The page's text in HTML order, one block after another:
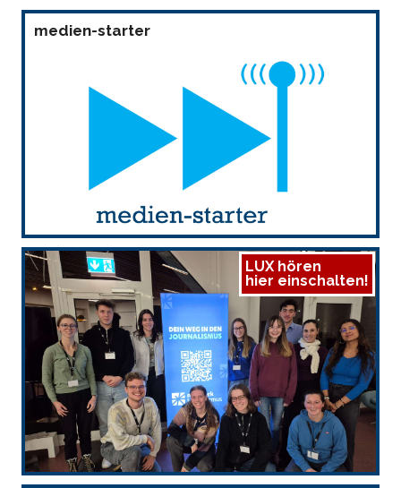
medien-starter
LUX hören
hier einschalten!